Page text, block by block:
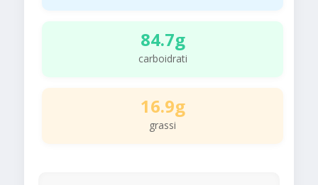
84.7g
carboidrati
16.9g
grassi